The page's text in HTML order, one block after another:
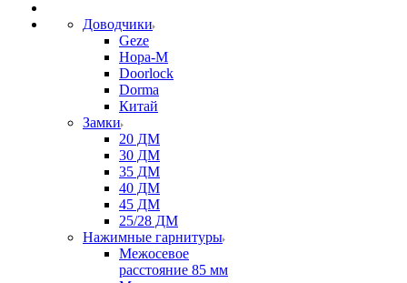
Доводчики
Geze
Нора-М
Doorlock
Dorma
Китай
Замки
20 ДМ
30 ДМ
35 ДМ
40 ДМ
45 ДМ
25/28 ДМ
Нажимные гарнитуры
Межосевое
расстояние 85 мм